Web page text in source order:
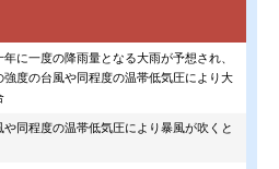
に一度の降雨量となる大雨が予想され、
度の台風や同程度の温帯低気圧により大
同程度の温帯低気圧により暴風が吹くと